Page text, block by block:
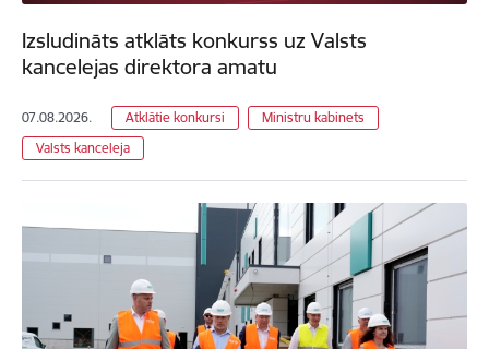
Izsludināts atklāts konkurss uz Valsts
kancelejas direktora amatu
07.08.2026. Atklātie konkursi
Ministru kabinets
Valsts kanceleja